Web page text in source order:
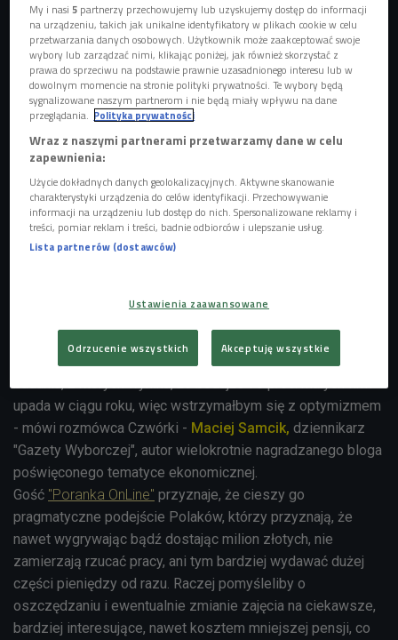
Jak zacząć oszczędzać? Foto: Glow Images/East News
Ponad 50 proc. ankietowanych przez portal praca.pl na
szybko zrobić trzy, cztery, albo dziesięć. Ale znam też inne
upada w ciągu roku, więc wstrzymałbym się z optymizmem
- mówi rozmówca Czwórki - Maciej Samcik, dziennikarz
"Gazety Wyborczej", autor wielokrotnie nagradzanego bloga
poświęconego tematyce ekonomicznej.
Gość "Poranka OnLine" przyznaje, że cieszy go
pragmatyczne podejście Polaków, którzy przyznają, że
nawet wygrywając bądź dostając milion złotych, nie
zamierzają rzucać pracy, ani tym bardziej wydawać dużej
części pieniędzy od razu. Raczej pomyśleliby o
oszczędzaniu i ewentualnie zmianie zajęcia na ciekawsze,
bardziej interesujące, nawet kosztem mniejszej pensji, co
My i nasi5 partnerzy przechowujemy lub uzyskujemy dostęp do informacji
na urządzeniu, takich jak unikalne identyfikatory w plikach cookie w celu
przetwarzania danych osobowych. Użytkownik może zaakceptować swoje
wybory lub zarządzać nimi, klikając poniżej, jak również skorzystać z
prawa do sprzeciwu na podstawie prawnie uzasadnionego interesu lub w
dowolnym momencie na stronie polityki prywatności. Te wybory będą
sygnalizowane naszym partnerom i nie będą miały wpływu na dane
przeglądania. Polityka prywatności
Wraz z naszymi partnerami przetwarzamy dane w celu
zapewnienia:
Użycie dokładnych danych geolokalizacyjnych. Aktywne skanowanie
charakterystyki urządzenia do celów identyfikacji. Przechowywanie
informacji na urządzeniu lub dostęp do nich. Spersonalizowane reklamy i
treści, pomiar reklam i treści, badnie odbiorców i ulepszanie usług.
Lista partnerów (dostawców)
Ustawienia zaawansowane
Odrzucenie wszystkich Akceptuję wszystkie